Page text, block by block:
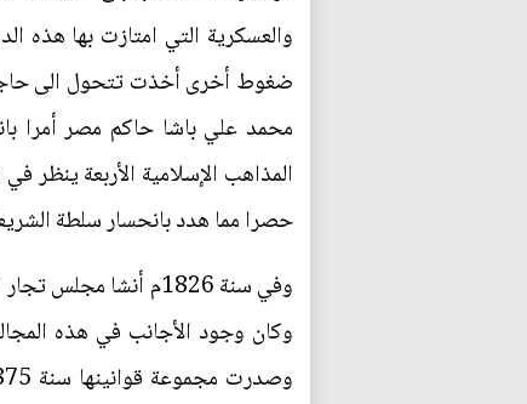
والعسكرية التي امتازت بها
محمد علي باشا حاكم مصر أمرا
المذاهب الإسلامية الأربعة ينظر
حصرا مما هدد بانحسار سلطة
وكان وجود الأجانب في هذه